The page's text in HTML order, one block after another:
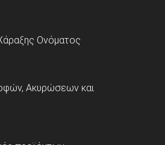
Ονόματος
Ακυρώσεων και